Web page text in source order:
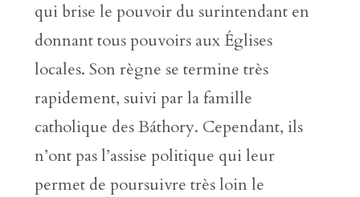
qui brise le pouvoir du surintendant en
donnant tous pouvoirs aux Églises
locales. Son règne se termine très
rapidement, suivi par la famille
catholique des Báthory. Cependant, ils
n’ont pas l’assise politique qui leur
permet de poursuivre très loin le